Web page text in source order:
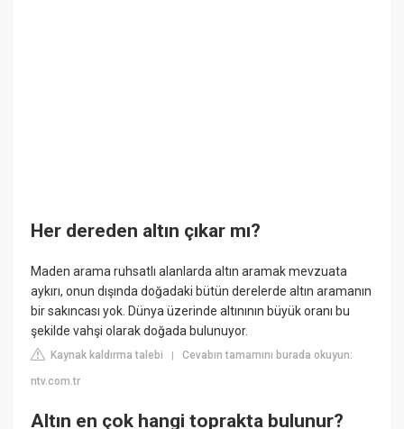
Her dereden altın çıkar mı?
Maden arama ruhsatlı alanlarda altın aramak mevzuata
aykırı, onun dışında doğadaki bütün derelerde altın aramanın
bir sakıncası yok. Dünya üzerinde altınının büyük oranı bu
şekilde vahşi olarak doğada bulunuyor.
Kaynak kaldırma talebi |Cevabın tamamını burada okuyun:
ntv.com.tr
Altın en çok hangi toprakta bulunur?